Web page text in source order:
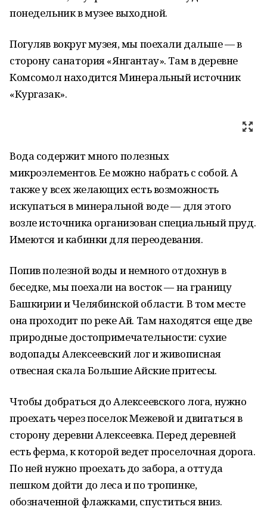
понедельник в музее выходной.
Погуляв вокруг музея, мы поехали дальше — в
сторону санатория «Янгантау». Там в деревне
Комсомол находится Минеральный источник
«Кургазак».
Вода содержит много полезных
микроэлементов. Ее можно набрать с собой. А
также у всех желающих есть возможность
искупаться в минеральной воде — для этого
возле источника организован специальный пруд.
Имеются и кабинки для переодевания.
Попив полезной воды и немного отдохнув в
беседке, мы поехали на восток — на границу
Башкирии и Челябинской области. В том месте
она проходит по реке Ай. Там находятся еще две
природные достопримечательности: сухие
водопады Алексеевский лог и живописная
отвесная скала Большие Айские притесы.
Чтобы добраться до Алексеевского лога, нужно
проехать через поселок Межевой и двигаться в
сторону деревни Алексеевка. Перед деревней
есть ферма, к которой ведет проселочная дорога.
По ней нужно проехать до забора, а оттуда
пешком дойти до леса и по тропинке,
обозначенной флажками, спуститься вниз.